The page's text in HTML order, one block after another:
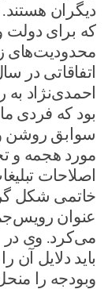
دیگران
که برای دولت
محدودیت‌های
احمدی‌نژاد
بود که فردی
سوابق روشن و
مورد هجمه و
اصلاحات
خاتمی شکل
عنوان
می‌کرد. وی در
باید دلایل آن
وبودجه را